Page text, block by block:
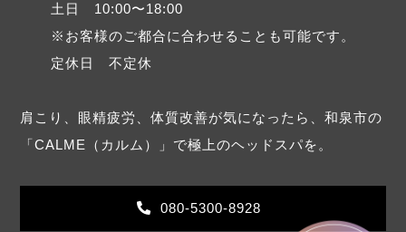
土日 10:00〜18:00
※お客様のご都合に合わせることも可能です。
定休日 不定休
肩こり、眼精疲労、体質改善が気になったら、和泉市の
「CALME（カルム）」で極上のヘッドスパを。
080-5300-8928